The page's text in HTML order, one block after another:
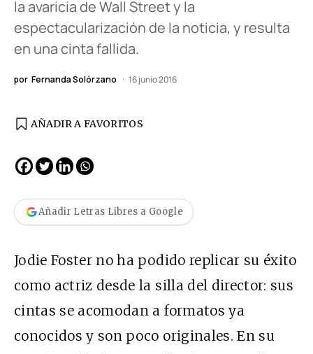
la avaricia de Wall Street y la
espectacularización de la noticia, y resulta
en una cinta fallida.
por Fernanda Solórzano 16 junio 2016
AÑADIR A FAVORITOS
Añadir Letras Libres a Google
Jodie Foster no ha podido replicar su éxito
como actriz desde la silla del director: sus
cintas se acomodan a formatos ya
conocidos y son poco originales. En su